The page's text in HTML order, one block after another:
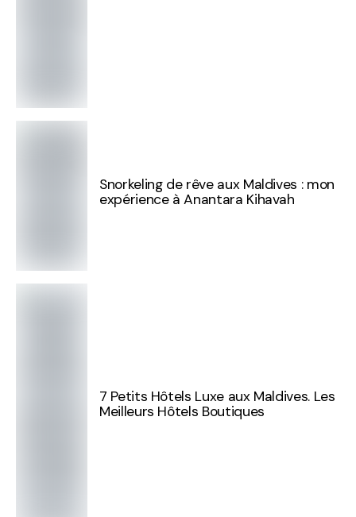
Snorkeling de rêve aux Maldives : mon
expérience à Anantara Kihavah
7 Petits Hôtels Luxe aux Maldives. Les
Meilleurs Hôtels Boutiques